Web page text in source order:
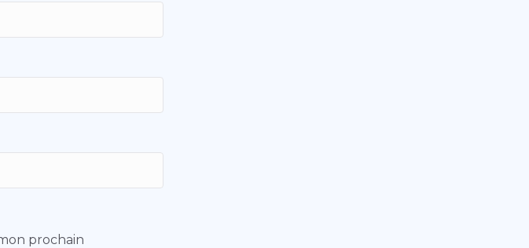
prochain